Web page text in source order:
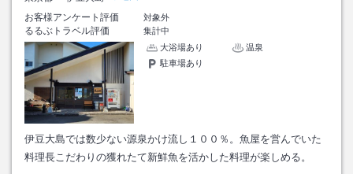
お客様アンケート評価
対象外
るるぶトラベル評価
集計中
大浴場あり
温泉
駐車場あり
伊豆大島では数少ない源泉かけ流し１００％。魚屋を営んでいた
料理長こだわりの獲れたて新鮮魚を活かした料理が楽しめる。